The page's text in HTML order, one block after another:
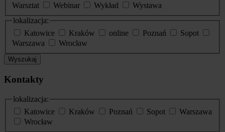
Warsztat
Webinar Wykład
Wystawa
lokalizacja:
Katowice
Kraków online Poznań
Sopot
Warszawa
Wrocław
Wyszukaj
Kontakty
lokalizacja:
Katowice
Kraków Poznań Sopot
Warszawa
Wrocław